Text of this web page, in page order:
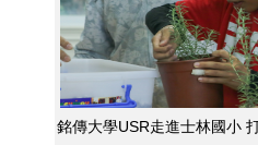
銘傳大學USR走進士林國小